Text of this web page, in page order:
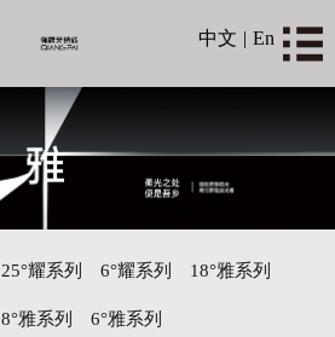
中文 | En
25°耀系列 6°耀系列 18°雅系列
8°雅系列 6°雅系列